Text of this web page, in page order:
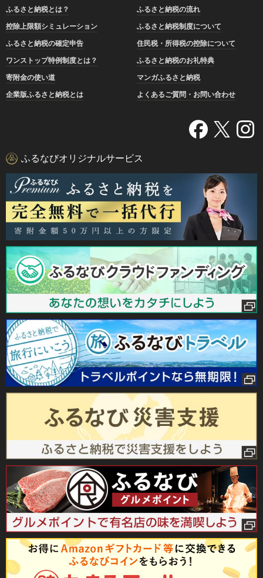
ふるさと納税とは？
ふるさと納税の流れ
控除上限額シミュレーション
ふるさと納税制度について
ふるさと納税の確定申告
住民税・所得税の控除について
ワンストップ特例制度とは？
ふるさと納税のお礼特典
寄附金の使い道
マンガふるさと納税
企業版ふるさと納税とは
よくあるご質問・お問い合わせ
ふるなびオリジナルサービス